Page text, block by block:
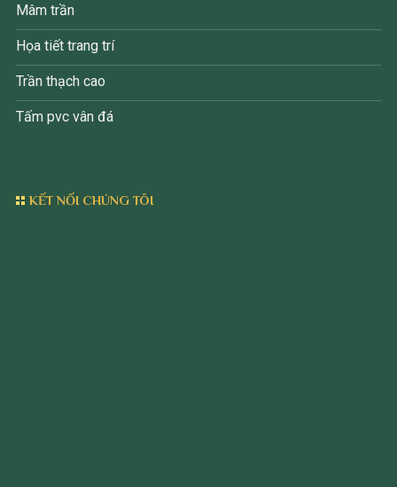
Mâm trần
Họa tiết trang trí
Trần thạch cao
Tấm pvc vân đá
KẾT NỐI CHÚNG TÔI